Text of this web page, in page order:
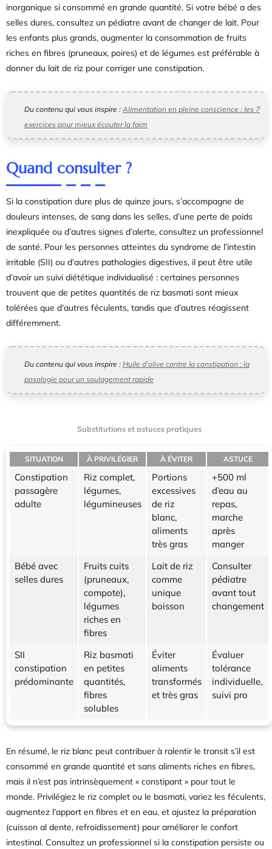
inorganique si consommé en grande quantité. Si votre bébé a des
selles dures, consultez un pédiatre avant de changer de lait. Pour
les enfants plus grands, augmenter la consommation de fruits
riches en fibres (pruneaux, poires) et de légumes est préférable à
donner du lait de riz pour corriger une constipation.
Du contenu qui vous inspire : Alimentation en pleine conscience : les 7
exercices pour mieux écouter la faim
Quand consulter ?
Si la constipation dure plus de quinze jours, s’accompagne de
douleurs intenses, de sang dans les selles, d’une perte de poids
inexpliquée ou d’autres signes d’alerte, consultez un professionnel
de santé. Pour les personnes atteintes du syndrome de l’intestin
irritable (SII) ou d’autres pathologies digestives, il peut être utile
d’avoir un suivi diététique individualisé : certaines personnes
trouvent que de petites quantités de riz basmati sont mieux
tolérées que d’autres féculents, tandis que d’autres réagissent
différemment.
Du contenu qui vous inspire : Huile d’olive contre la constipation : la
posologie pour un soulagement rapide
Substitutions et astuces pratiques
SITUATION À PRIVILÉGIER À ÉVITER ASTUCE
Constipation
passagère
adulte
Riz complet,
légumes,
légumineuses
Portions
excessives
de riz
blanc,
aliments
très gras
+500 ml
d’eau au
repas,
marche
après
manger
Bébé avec
selles dures
Fruits cuits
(pruneaux,
compote),
légumes
riches en
fibres
Lait de riz
comme
unique
boisson
Consulter
pédiatre
avant tout
changement
SII
constipation
prédominante
Riz basmati
en petites
quantités,
fibres
solubles
Éviter
aliments
transformés
et très gras
Évaluer
tolérance
individuelle,
suivi pro
En résumé, le riz blanc peut contribuer à ralentir le transit s’il est
consommé en grande quantité et sans aliments riches en fibres,
mais il n’est pas intrinsèquement « constipant » pour tout le
monde. Privilégiez le riz complet ou le basmati, variez les féculents,
augmentez l’apport en fibres et en eau, et ajustez la préparation
(cuisson al dente, refroidissement) pour améliorer le confort
intestinal. Consultez un professionnel si la constipation persiste ou